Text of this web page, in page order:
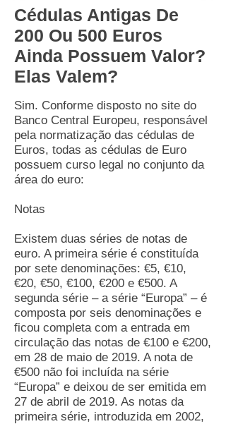
Cédulas Antigas De
200 Ou 500 Euros
Ainda Possuem Valor?
Elas Valem?
Sim. Conforme disposto no site do
Banco Central Europeu, responsável
pela normatização das cédulas de
Euros, todas as cédulas de Euro
possuem curso legal no conjunto da
área do euro:
Notas
Existem duas séries de notas de
euro. A primeira série é constituída
por sete denominações: €5, €10,
€20, €50, €100, €200 e €500. A
segunda série – a série “Europa” – é
composta por seis denominações e
ficou completa com a entrada em
circulação das notas de €100 e €200,
em 28 de maio de 2019. A nota de
€500 não foi incluída na série
“Europa” e deixou de ser emitida em
27 de abril de 2019. As notas da
primeira série, introduzida em 2002,